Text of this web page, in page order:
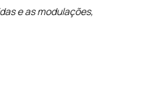
e as modulações,